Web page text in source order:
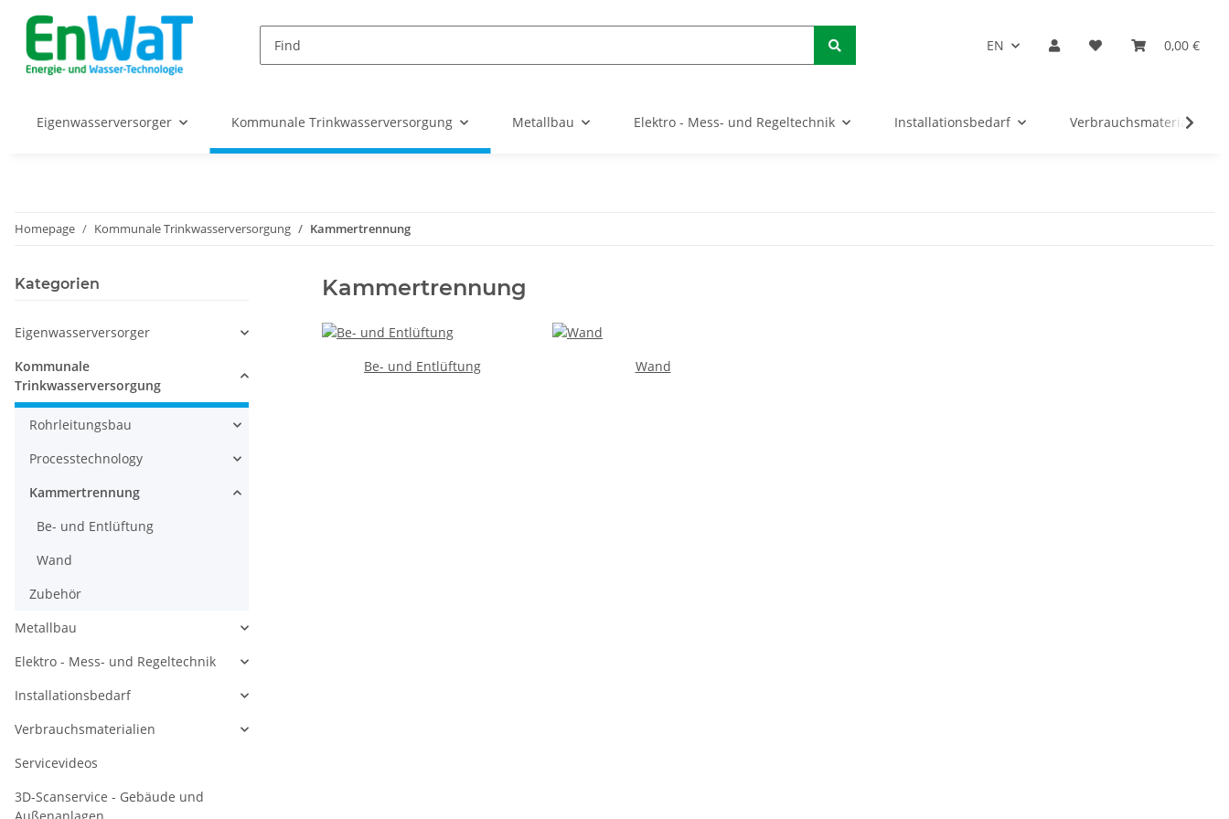
EN 0,00 €
Eigenwasserversorger Kommunale Trinkwasserversorgung Metallbau Elektro - Mess- und Regeltechnik Installationsbedarf Verbrauchsmaterialien
Homepage Kommunale Trinkwasserversorgung Kammertrennung
Kammertrennung
Be- und Entlüftung Wand
Kategorien
Eigenwasserversorger
Kommunale
Trinkwasserversorgung
Rohrleitungsbau
Processtechnology
Kammertrennung
Be- und Entlüftung
Wand
Zubehör
Metallbau
Elektro - Mess- und Regeltechnik
Installationsbedarf
Verbrauchsmaterialien
Servicevideos
3D-Scanservice - Gebäude und